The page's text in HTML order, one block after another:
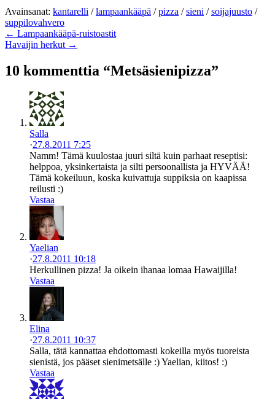
Avainsanat: kantarelli /lampaankääpä /pizza /sieni /soijajuusto /
suppilovahvero
← Lampaankääpä-ruistoastit
Havaijin herkut →
10 kommenttia “Metsäsienipizza”
Salla
·27.8.2011 7:25
Namm! Tämä kuulostaa juuri siltä kuin parhaat reseptisi:
helppoa, yksinkertaista ja silti persoonallista ja HYVÄÄ!
Tämä kokeiluun, koska kuivattuja suppiksia on kaapissa
reilusti :)
Vastaa
Yaelian
·27.8.2011 10:18
Herkullinen pizza! Ja oikein ihanaa lomaa Hawaijilla!
Vastaa
Elina
·27.8.2011 10:37
Salla, tätä kannattaa ehdottomasti kokeilla myös tuoreista
sienistä, jos pääset sienimetsälle :) Yaelian, kiitos! :)
Vastaa